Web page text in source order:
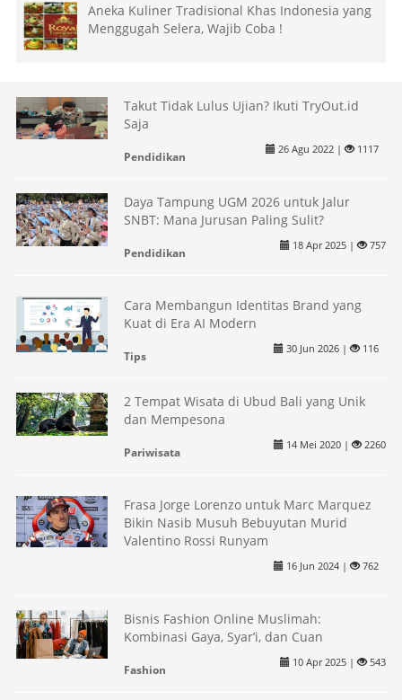
Aneka Kuliner Tradisional Khas Indonesia yang
Menggugah Selera, Wajib Coba !
Takut Tidak Lulus Ujian? Ikuti TryOut.id
Saja
Pendidikan
26 Agu 2022 | 1117
Daya Tampung UGM 2026 untuk Jalur
SNBT: Mana Jurusan Paling Sulit?
Pendidikan
18 Apr 2025 | 757
Cara Membangun Identitas Brand yang
Kuat di Era AI Modern
Tips
30 Jun 2026 | 116
2 Tempat Wisata di Ubud Bali yang Unik
dan Mempesona
Pariwisata
14 Mei 2020 | 2260
Frasa Jorge Lorenzo untuk Marc Marquez
Bikin Nasib Musuh Bebuyutan Murid
Valentino Rossi Runyam
16 Jun 2024 | 762
Bisnis Fashion Online Muslimah:
Kombinasi Gaya, Syar’i, dan Cuan
Fashion
10 Apr 2025 | 543